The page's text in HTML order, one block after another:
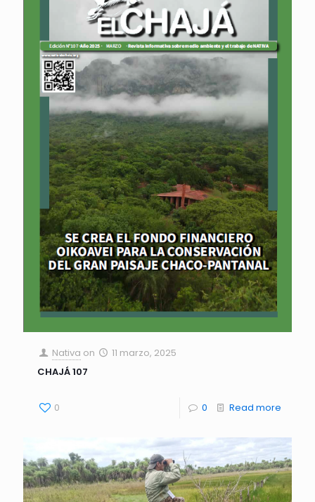
Nativa on
11 marzo, 2025
CHAJÁ 107
0 0 Read more